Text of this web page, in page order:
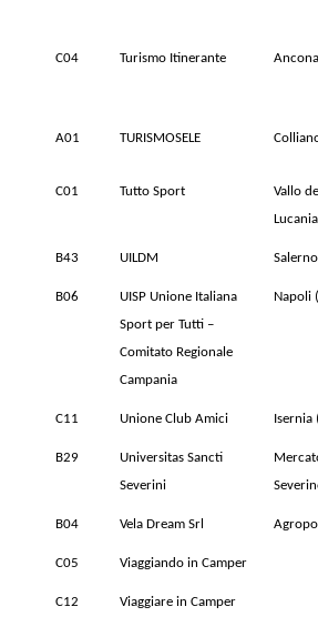
C04 Turismo Itinerante Ancona
A01 TURISMOSELE
C01 Tutto Sport
Vallo
B43 UILDM
B06
UISP Unione Italiana
Sport per Tutti –
Comitato Regionale
Campania
Napoli
C11 Unione Club Amici Isernia
B29
Universitas Sancti
Severini
B04 Vela Dream Srl
C05 Viaggiando in Camper
C12 Viaggiare in Camper